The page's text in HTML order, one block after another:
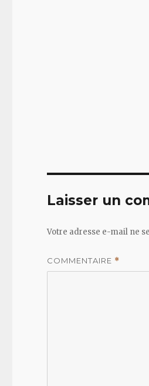
Laisser un
Votre adresse e-mail ne
COMMENTAIRE *